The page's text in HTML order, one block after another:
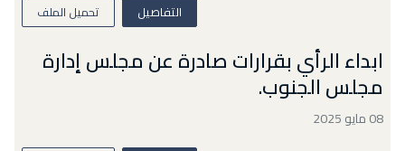
التفاصيل تحميل الملف
ابداء الرأي بقرارات صادرة عن مجلس إدارة
مجلس الجنوب.
08 مايو 2025